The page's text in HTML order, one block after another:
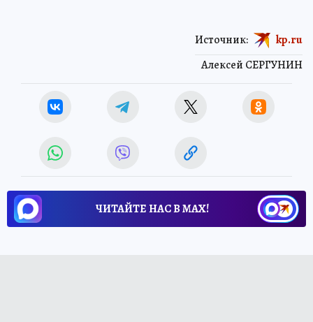
Алексей СЕРГУНИН
Источник: kp.ru
ЧИТАЙТЕ НАС В МАХ!